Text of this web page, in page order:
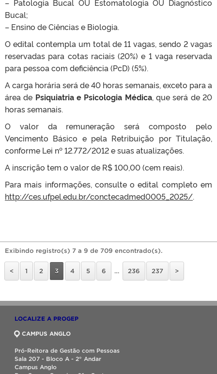
– Patologia Bucal OU Estomatologia OU Diagnóstico
Bucal;
– Ensino de Ciências e Biologia.
O edital contempla um total de 11 vagas, sendo 2 vagas
reservadas para cotas raciais (20%) e 1 vaga reservada
para pessoa com deficiência (PcD) (5%).
A carga horária será de 40 horas semanais, exceto para a
área de Psiquiatria e Psicologia Médica, que será de 20
horas semanais.
O valor da remuneração será composto pelo
Vencimento Básico e pela Retribuição por Titulação,
conforme Lei nº 12.772/2012 e suas atualizações.
A inscrição tem o valor de R$ 100,00 (cem reais).
Para mais informações, consulte o edital completo em
http://ces.ufpel.edu.br/conctecadmed0005_2025/.
Exibindo registro(s) 7 a 9 de 709 encontrado(s).
< 1 2 3 4 5 6 … 236 237 >
LOCALIZE A PROGEP
CAMPUS ANGLO
Pró-Reitora de Gestão com Pessoas
Sala 207 - Bloco A - 2° Andar
Campus Anglo